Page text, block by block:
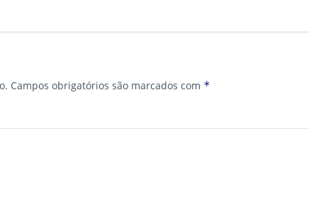
Campos obrigatórios são marcados com *